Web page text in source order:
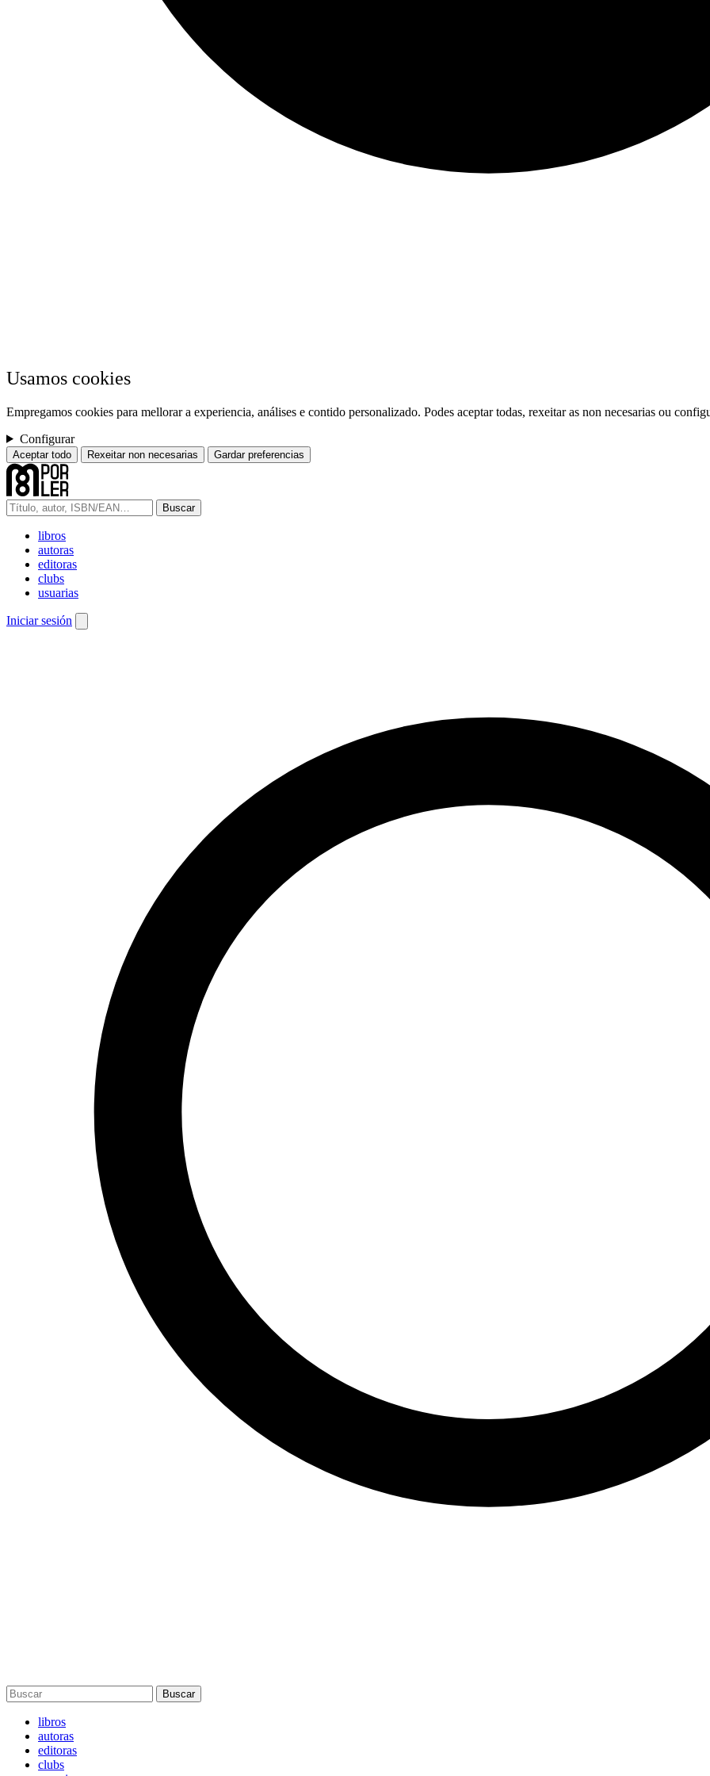
Usamos cookies
Empregamos cookies para mellorar a experiencia, análises e contido personalizado. Podes aceptar todas, rexeitar as non necesarias ou
Configurar
Aceptar todo Rexeitar non necesarias Gardar preferencias
Buscar
libros
autoras
editoras
clubs
usuarias
Iniciar sesión
Buscar
libros
autoras
editoras
clubs